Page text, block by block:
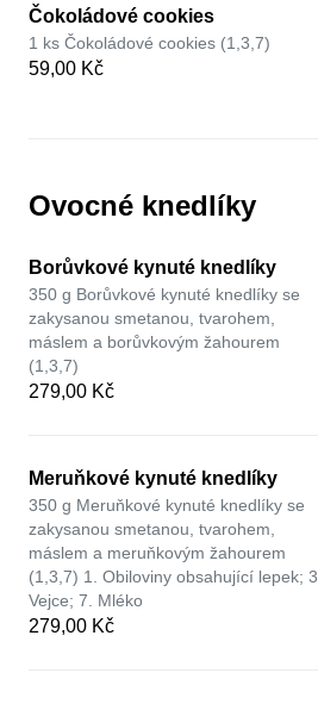
Čokoládové cookies
1 ks Čokoládové cookies (1,3,7)
59,00 Kč
Ovocné knedlíky
Borůvkové kynuté knedlíky
350 g Borůvkové kynuté knedlíky se
zakysanou smetanou, tvarohem,
máslem a borůvkovým žahourem
(1,3,7)
279,00 Kč
Meruňkové kynuté knedlíky
350 g Meruňkové kynuté knedlíky se
zakysanou smetanou, tvarohem,
máslem a meruňkovým žahourem
(1,3,7) 1. Obiloviny obsahující lepek; 3.
Vejce; 7. Mléko
279,00 Kč